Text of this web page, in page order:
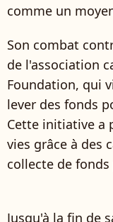
comme un
Son combat
de l'association
Foundation, qui
lever des fonds
Cette initiative a
vies grâce à des
collecte de
Jusqu'à la fin de